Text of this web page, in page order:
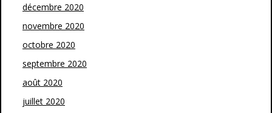
décembre 2020
novembre 2020
octobre 2020
septembre 2020
août 2020
juillet 2020